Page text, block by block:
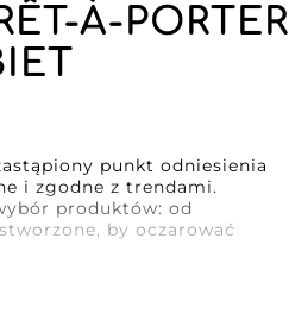
À-PORTER
punkt odniesienia
i zgodne z trendami.
produktów: od
by oczarować
trendów w modzie